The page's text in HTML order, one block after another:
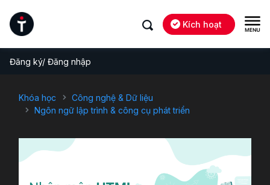
Kích hoạt
Đăng ký/ Đăng nhập
Khóa học
Công nghệ & Dữ liệu
Ngôn ngữ lập trình & công cụ phát triển